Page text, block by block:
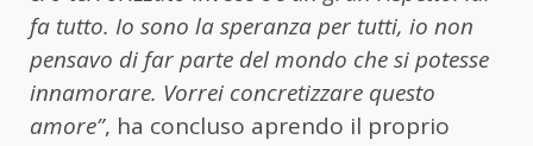
fa tutto. Io sono la speranza per tutti, io non
pensavo di far parte del mondo che si potesse
innamorare. Vorrei concretizzare questo
amore”, ha concluso aprendo il proprio